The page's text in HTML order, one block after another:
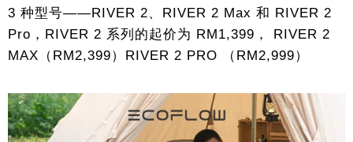
3 种型号——RIVER 2、RIVER 2 Max 和 RIVER 2
Pro，RIVER 2 系列的起价为 RM1,399， RIVER 2
MAX（RM2,399）RIVER 2 PRO （RM2,999）